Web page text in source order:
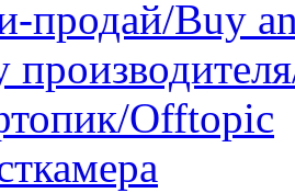
Buy
Offtopic